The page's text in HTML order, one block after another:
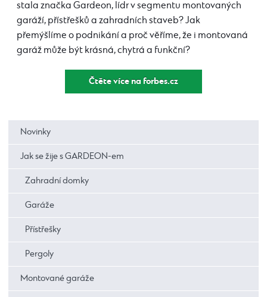
stala značka Gardeon, lídr v segmentu montovaných
garáží, přístřešků a zahradních staveb? Jak
přemýšlíme o podnikání a proč věříme, že i montovaná
garáž může být krásná, chytrá a funkční?
Čtěte více na forbes.cz
Novinky
Jak se žije s GARDEON-em
Zahradní domky
Garáže
Přístřešky
Pergoly
Montované garáže